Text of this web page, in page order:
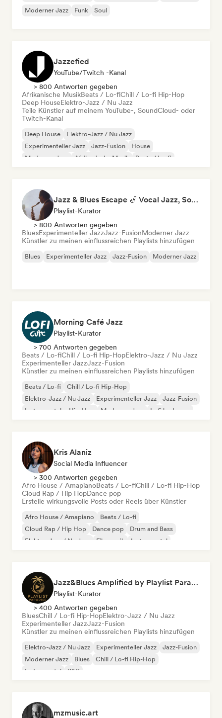
Moderner Jazz
Funk Soul
Jazzefied
YouTube/Twitch -Kanal
> 800 Antworten gegeben
Afrikanische MusikBeats / Lo-fiChill / Lo-fi Hip-Hop
Deep HouseElektro-Jazz / Nu Jazz
Teile Künstler auf meinem YouTube-, SoundCloud- oder
Twitch-Kanal
Deep House
Elektro-Jazz / Nu Jazz
Experimenteller Jazz
Jazz-Fusion
House
Moderner Jazz
Afrikanische Musik Beats / Lo-fi
Jazz & Blues Escape 🎷 Vocal Jazz, Soul Blues & Classic Standards
Playlist-Kurator
> 800 Antworten gegeben
BluesExperimenteller JazzJazz-FusionModerner Jazz
Künstler zu meinen einflussreichen Playlists hinzufügen
Blues Experimenteller Jazz Jazz-Fusion Moderner Jazz
Morning Café Jazz
Playlist-Kurator
> 700 Antworten gegeben
Beats / Lo-fiChill / Lo-fi Hip-HopElektro-Jazz / Nu Jazz
Experimenteller JazzJazz-Fusion
Künstler zu meinen einflussreichen Playlists hinzufügen
Beats / Lo-fi
Chill / Lo-fi Hip-Hop
Elektro-Jazz / Nu Jazz
Experimenteller Jazz
Jazz-Fusion
Instrumentaler Hip-Hop
Moderner Jazz Lofi bedroom
Kris Alaniz
Social Media Influencer
> 300 Antworten gegeben
Afro House / AmapianoBeats / Lo-fiChill / Lo-fi Hip-Hop
Cloud Rap / Hip HopDance pop
Erstelle wirkungsvolle Posts oder Reels über Künstler
Afro House / Amapiano
Beats / Lo-fi
Cloud Rap / Hip Hop
Dance pop
Drum and Bass
Elektro-Jazz / Nu Jazz
Filmmusik Instrumental
Jazz&Blues Amplified by Playlist Paradise
Playlist-Kurator
> 400 Antworten gegeben
BluesChill / Lo-fi Hip-HopElektro-Jazz / Nu Jazz
Experimenteller JazzJazz-Fusion
Künstler zu meinen einflussreichen Playlists hinzufügen
Elektro-Jazz / Nu Jazz Experimenteller Jazz
Jazz-Fusion
Moderner Jazz
Blues
Chill / Lo-fi Hip-Hop
Instrumental
R&B
mzmusic.art